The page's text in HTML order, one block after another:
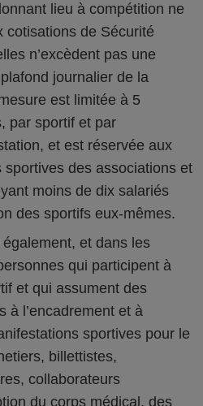
lieu à compétition ne
cotisations de Sécurité
n’excèdent pas une
journalier de la
est limitée à 5
par sportif et par
et est réservée aux
des associations et
moins de dix salariés
des sportifs eux-mêmes.
et dans les
qui participent à
et qui assument des
à l’encadrement et à
sportives pour le
billettistes,
collaborateurs
du corps médical, des